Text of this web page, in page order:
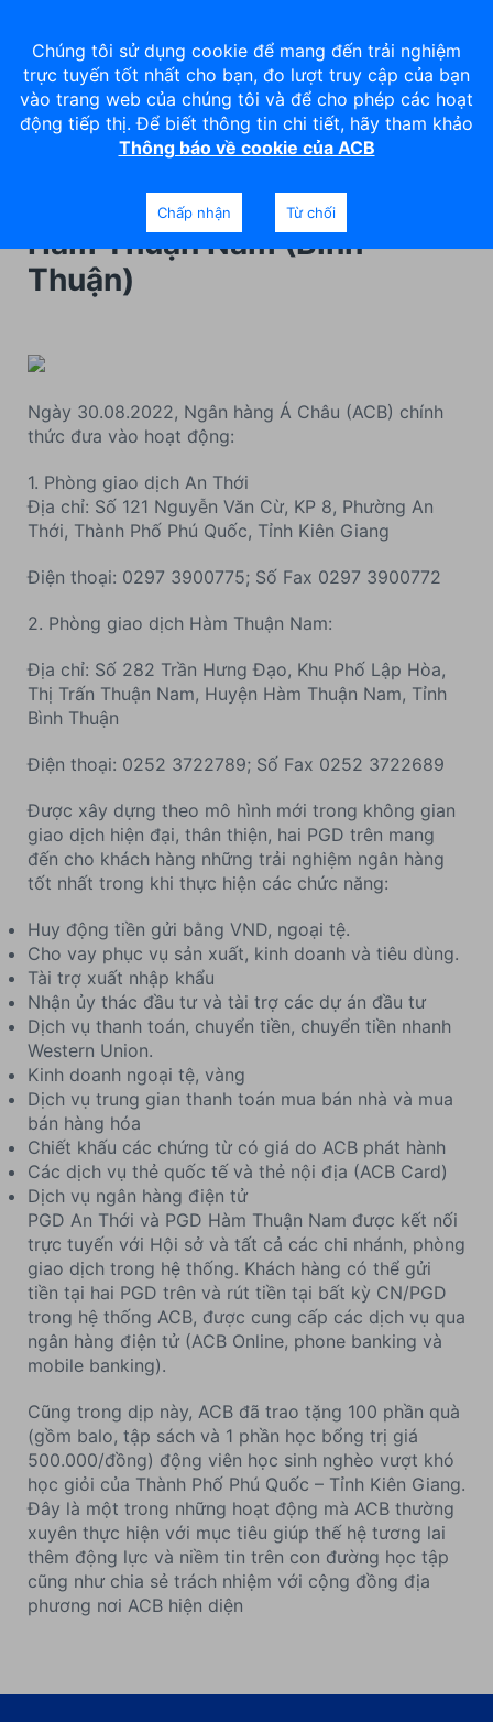
ACB khai trương PGD An
Thới (Kiên Giang) và PGD
Hàm Thuận Nam (Bình
Thuận)
Ngày 30.08.2022, Ngân hàng Á Châu (ACB) chính
thức đưa vào hoạt động:
1. Phòng giao dịch An Thới
Địa chỉ: Số 121 Nguyễn Văn Cừ, KP 8, Phường An
Thới, Thành Phố Phú Quốc, Tỉnh Kiên Giang
Điện thoại: 0297 3900775; Số Fax 0297 3900772
2. Phòng giao dịch Hàm Thuận Nam:
Địa chỉ: Số 282 Trần Hưng Đạo, Khu Phố Lập Hòa,
Thị Trấn Thuận Nam, Huyện Hàm Thuận Nam, Tỉnh
Bình Thuận
Điện thoại: 0252 3722789; Số Fax 0252 3722689
Được xây dựng theo mô hình mới trong không gian
giao dịch hiện đại, thân thiện, hai PGD trên mang
đến cho khách hàng những trải nghiệm ngân hàng
tốt nhất trong khi thực hiện các chức năng:
Huy động tiền gửi bằng VND, ngoại tệ.
Cho vay phục vụ sản xuất, kinh doanh và tiêu dùng.
Tài trợ xuất nhập khẩu
Nhận ủy thác đầu tư và tài trợ các dự án đầu tư
Dịch vụ thanh toán, chuyển tiền, chuyển tiền nhanh
Western Union.
Kinh doanh ngoại tệ, vàng
Dịch vụ trung gian thanh toán mua bán nhà và mua
bán hàng hóa
Chiết khấu các chứng từ có giá do ACB phát hành
Các dịch vụ thẻ quốc tế và thẻ nội địa (ACB Card)
Dịch vụ ngân hàng điện tử
PGD An Thới và PGD Hàm Thuận Nam được kết nối
trực tuyến với Hội sở và tất cả các chi nhánh, phòng
giao dịch trong hệ thống. Khách hàng có thể gửi
tiền tại hai PGD trên và rút tiền tại bất kỳ CN/PGD
trong hệ thống ACB, được cung cấp các dịch vụ qua
ngân hàng điện tử (ACB Online, phone banking và
mobile banking).
Cũng trong dịp này, ACB đã trao tặng 100 phần quà
(gồm balo, tập sách và 1 phần học bổng trị giá
500.000/đồng) động viên học sinh nghèo vượt khó
học giỏi của Thành Phố Phú Quốc – Tỉnh Kiên Giang.
Đây là một trong những hoạt động mà ACB thường
xuyên thực hiện với mục tiêu giúp thế hệ tương lai
thêm động lực và niềm tin trên con đường học tập
cũng như chia sẻ trách nhiệm với cộng đồng địa
phương nơi ACB hiện diện
Chúng tôi sử dụng cookie để mang đến trải nghiệm
trực tuyến tốt nhất cho bạn, đo lượt truy cập của bạn
vào trang web của chúng tôi và để cho phép các hoạt
động tiếp thị. Để biết thông tin chi tiết, hãy tham khảo
Thông báo về cookie của ACB
Chấp nhận Từ chối